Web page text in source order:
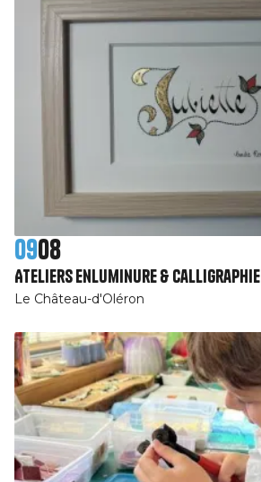
0908
Ateliers Enluminure & Calligraphie
Le Château-d'Oléron